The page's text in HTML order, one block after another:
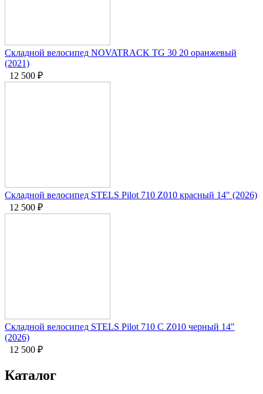
Складной велосипед NOVATRACK TG 30 20 оранжевый
(2021)
12 500 ₽
Складной велосипед STELS Pilot 710 Z010 красный 14" (2026)
12 500 ₽
Складной велосипед STELS Pilot 710 C Z010 черный 14"
(2026)
12 500 ₽
Каталог